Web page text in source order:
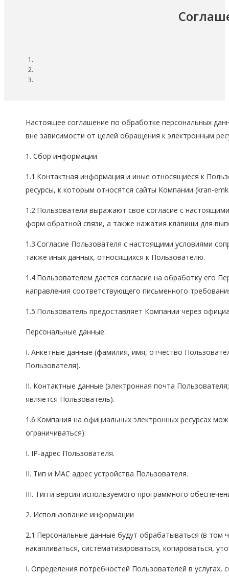
Настоящее соглашение по обработке персональных
вне зависимости от целей обращения к электронным
1. Сбор информации
1.1.Контактная информация и иные относящиеся к
ресурсы, к которым относятся сайты Компании (kran-
1.2.Пользователи выражают свое согласие с
форм обратной связи, а также нажатия клавиши для
1.3.Согласие Пользователя с настоящими условиями
также иных данных, относящихся к Пользователю.
1.4.Пользователем дается согласие на обработку его
направления соответствующего письменного
1.5.Пользователь предоставляет Компании через
Персональные данные:
I. Анкетные данные (фамилия, имя, отчество
Пользователя).
II. Контактные данные (электронная почта
является Пользователь).
1.6.Компания на официальных электронных ресурсах
ограничиваться):
I. IP-адрес Пользователя.
II. Тип и MAC адрес устройства Пользователя.
III. Тип и версия используемого программного
2. Использование информации
2.1.Персональные данные будут обрабатываться (в том
накапливаться, систематизироваться, копироваться,
I. Определения потребностей Пользователей в услугах,